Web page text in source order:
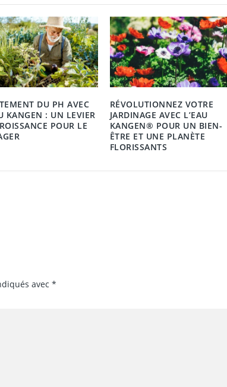
DU PH AVEC
KANGEN : UN LEVIER
POUR LE
RÉVOLUTIONNEZ VOTRE
JARDINAGE AVEC L’EAU
KANGEN® POUR UN BIEN-
ÊTRE ET UNE PLANÈTE
FLORISSANTS
avec*